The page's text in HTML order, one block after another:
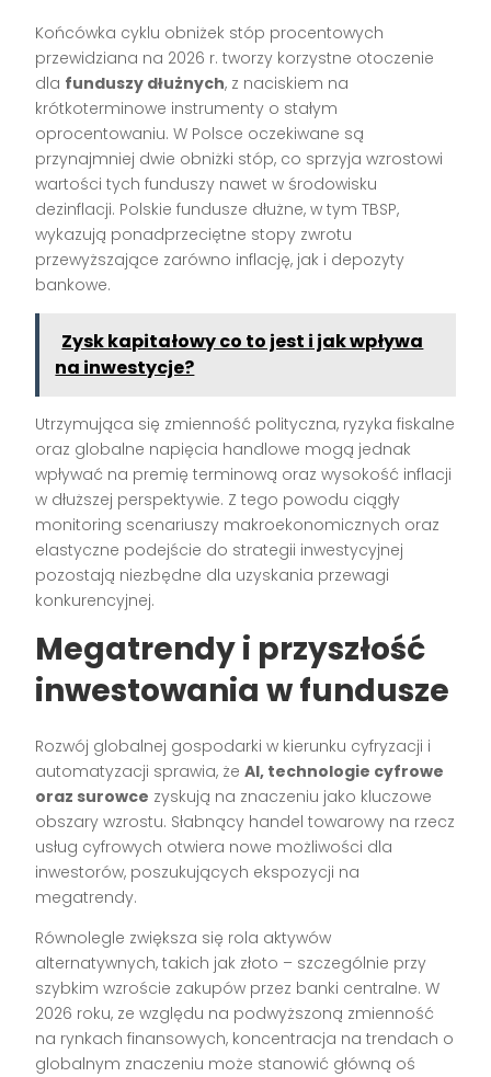
Końcówka cyklu obniżek stóp procentowych
przewidziana na 2026 r. tworzy korzystne otoczenie
dla funduszy dłużnych, z naciskiem na
krótkoterminowe instrumenty o stałym
oprocentowaniu. W Polsce oczekiwane są
przynajmniej dwie obniżki stóp, co sprzyja wzrostowi
wartości tych funduszy nawet w środowisku
dezinflacji. Polskie fundusze dłużne, w tym TBSP,
wykazują ponadprzeciętne stopy zwrotu
przewyższające zarówno inflację, jak i depozyty
bankowe.
Zysk kapitałowy co to jest i jak wpływa
na inwestycje?
Utrzymująca się zmienność polityczna, ryzyka fiskalne
oraz globalne napięcia handlowe mogą jednak
wpływać na premię terminową oraz wysokość inflacji
w dłuższej perspektywie. Z tego powodu ciągły
monitoring scenariuszy makroekonomicznych oraz
elastyczne podejście do strategii inwestycyjnej
pozostają niezbędne dla uzyskania przewagi
konkurencyjnej.
Megatrendy i przyszłość
inwestowania w fundusze
Rozwój globalnej gospodarki w kierunku cyfryzacji i
automatyzacji sprawia, żeAI, technologie cyfrowe
oraz surowce zyskują na znaczeniu jako kluczowe
obszary wzrostu. Słabnący handel towarowy na rzecz
usług cyfrowych otwiera nowe możliwości dla
inwestorów, poszukujących ekspozycji na
megatrendy.
Równolegle zwiększa się rola aktywów
alternatywnych, takich jak złoto – szczególnie przy
szybkim wzroście zakupów przez banki centralne. W
2026 roku, ze względu na podwyższoną zmienność
na rynkach finansowych, koncentracja na trendach o
globalnym znaczeniu może stanowić główną oś